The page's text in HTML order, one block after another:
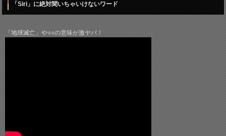
「Siri」に絶対聞いちゃいけないワード
「地球滅亡」や○○の意味が激ヤバ！